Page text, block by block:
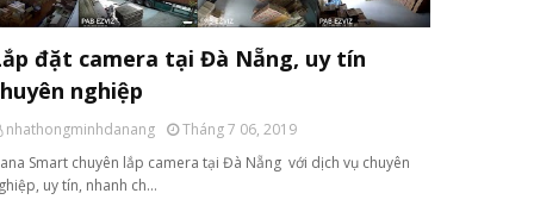
đặt camera tại Đà Nẵng, uy tín
nghiệp
nhathongminhdanang
Tháng 7 06, 2019
Smart chuyên lắp camera tại Đà Nẵng với dịch vụ chuyên
uy tín, nhanh ch…